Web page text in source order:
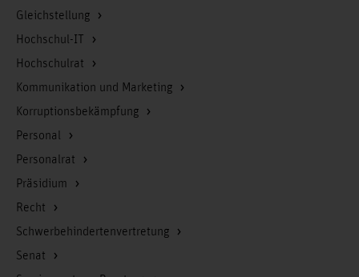
Gleichstellung
Hochschul-IT
Hochschulrat
Kommunikation und Marketing
Korruptionsbekämpfung
Personal
Personalrat
Präsidium
Recht
Schwerbehindertenvertretung
Senat